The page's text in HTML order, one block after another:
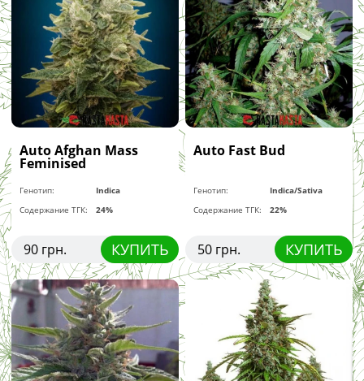
Auto Afghan Mass
Feminised
Генотип:
Indica
Содержание ТГК:
24%
90 грн. КУПИТЬ
Auto Fast Bud
Генотип:
Indica/Sativa
Содержание ТГК:
22%
50 грн. КУПИТЬ